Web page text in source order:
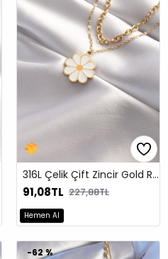
316L Çelik Çift Zincir Gold Renk Papatya Tasarımlı Kolye
91,08TL 227,88TL
Hemen Al
-62 %